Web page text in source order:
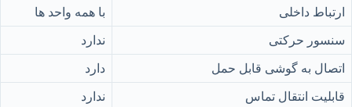
ارتباط داخلی با همه واحد ها
سنسور حرکتی ندارد
اتصال به گوشی قابل حمل دارد
قابلیت انتقال تماس ندارد